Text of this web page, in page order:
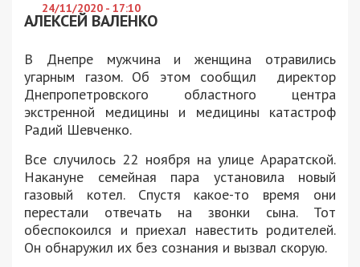
24/11/2020 - 17:10
АЛЕКСЕЙ ВАЛЕНКО
В Днепре мужчина и женщина отравились
угарным газом. Об этом сообщил директор
Днепропетровского областного центра
экстренной медицины и медицины катастроф
Радий Шевченко.
Все случилось 22 ноября на улице Араратской.
Накануне семейная пара установила новый
газовый котел. Спустя какое-то время они
перестали отвечать на звонки сына. Тот
обеспокоился и приехал навестить родителей.
Он обнаружил их без сознания и вызвал скорую.